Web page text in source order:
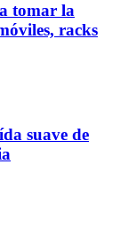
tomar la
racks
suave de